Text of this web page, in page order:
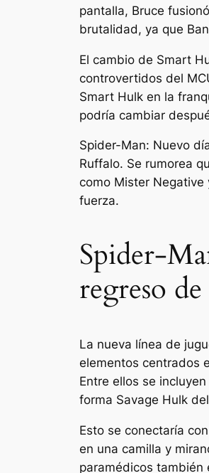
pantalla, Bruce
brutalidad, ya que
El cambio de Smart
controvertidos del
Smart Hulk en la
podría cambiar
Spider-Man: Nuevo
Ruffalo. Se rumorea
como Mister Negative
fuerza.
Spider-
regreso
La nueva línea de
elementos centrados
Entre ellos se
forma Savage Hulk
Esto se conectaría
en una camilla y
paramédicos también